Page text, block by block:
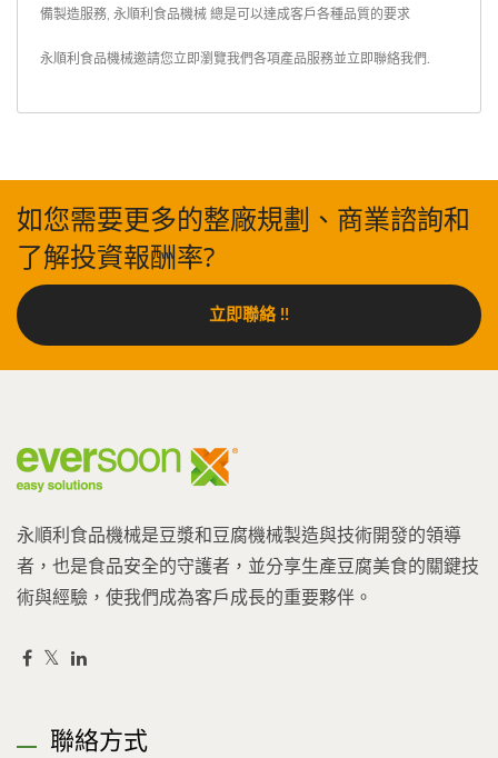
備製造服務, 永順利食品機械 總是可以達成客戶各種品質的要求
永順利食品機械邀請您立即瀏覽我們各項產品服務並立即聯絡我們.
如您需要更多的整廠規劃、商業諮詢和
了解投資報酬率?
立即聯絡 !!
永順利食品機械是豆漿和豆腐機械製造與技術開發的領導
者，也是食品安全的守護者，並分享生產豆腐美食的關鍵技
術與經驗，使我們成為客戶成長的重要夥伴。
聯絡方式